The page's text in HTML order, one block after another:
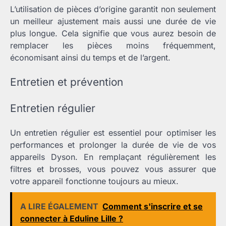
L’utilisation de pièces d’origine garantit non seulement
un meilleur ajustement mais aussi une durée de vie
plus longue. Cela signifie que vous aurez besoin de
remplacer les pièces moins fréquemment,
économisant ainsi du temps et de l’argent.
Entretien et prévention
Entretien régulier
Un entretien régulier est essentiel pour optimiser les
performances et prolonger la durée de vie de vos
appareils Dyson. En remplaçant régulièrement les
filtres et brosses, vous pouvez vous assurer que
votre appareil fonctionne toujours au mieux.
A LIRE ÉGALEMENT Comment s'inscrire et se
connecter à Eduline Lille ?